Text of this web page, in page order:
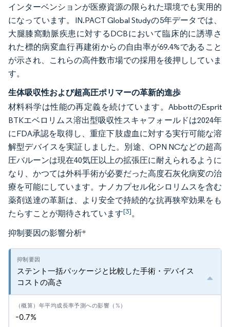
インターベンションが医療資源の限られた環境でも実用的
になっています。IN.PACT Global Studyの5年データでは、
大腿膝窩動脈疾患に対するDCBにおいて臨床的に誘導さ
れた標的病変血行再建術からの自由率が69.4%であること
が示され、これらの高件数市場での採用を後押ししていま
す。
生体吸収性および超高圧ポリマーの革新的進歩
材料科学は性能の再定義を続けています。AbbottのEsprit
BTKエベロリムス溶出型吸収性スキャフォールドは2024年
にFDA承認を取得し、重症下肢虚血に対する実行可能な溶
解型デバイスを実証しました。別途、OPN NCなどの超高
圧バルーンは現在40気圧以上の拡張圧に耐えられるように
なり、かつては外科手術が必要だった高度石灰化病変の治
療を可能にしています。ナノカプセル化シロリムスを含む
薬剤送達の革新は、より安全で持続的な抗再狭窄効果をも
たらすことが期待されています[3]。
抑制要因の影響分析*
ステント一括パッケージと比較した手術・デバイス
コストの高さ
-0.7%